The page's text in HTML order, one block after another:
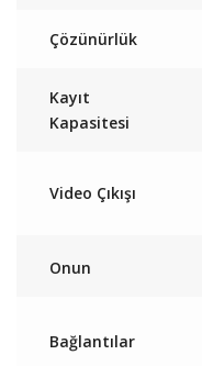
Çözünürlük
Kayıt
Kapasitesi
Video Çıkışı
Onun
Bağlantılar